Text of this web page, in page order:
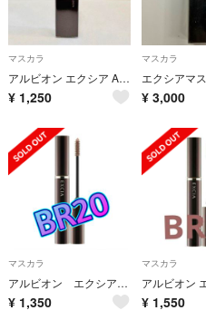
マスカラ
アルビオン エクシア AL パーフェクト アイブロウマスカラ GR70
¥ 1,250
マスカラ
¥ 3,000
マスカラ
アルビオン エクシア AL パーフェクト アイブロウマスカラ BR20
¥ 1,350
マスカラ
¥ 1,550